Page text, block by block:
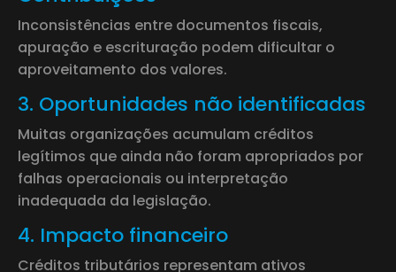
Inconsistências entre documentos fiscais,
apuração e escrituração podem dificultar o
aproveitamento dos valores.
3. Oportunidades não identificadas
Muitas organizações acumulam créditos
legítimos que ainda não foram apropriados por
falhas operacionais ou interpretação
inadequada da legislação.
4. Impacto financeiro
Créditos tributários representam ativos